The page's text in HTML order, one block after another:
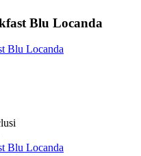
Blu Locanda
Blu Locanda
Blu Locanda